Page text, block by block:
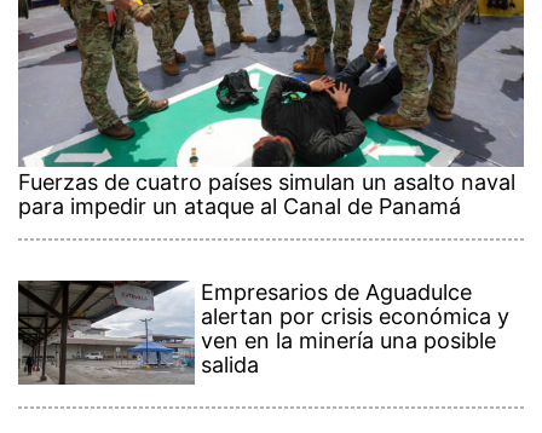
Fuerzas de cuatro países simulan un asalto naval
para impedir un ataque al Canal de Panamá
Empresarios de Aguadulce
alertan por crisis económica y
ven en la minería una posible
salida